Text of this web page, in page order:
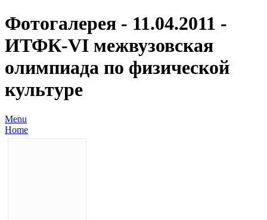
Фотогалерея - 11.04.2011 -
ИТФК-VI межвузовская
олимпиада по физической
культуре
Menu
Home